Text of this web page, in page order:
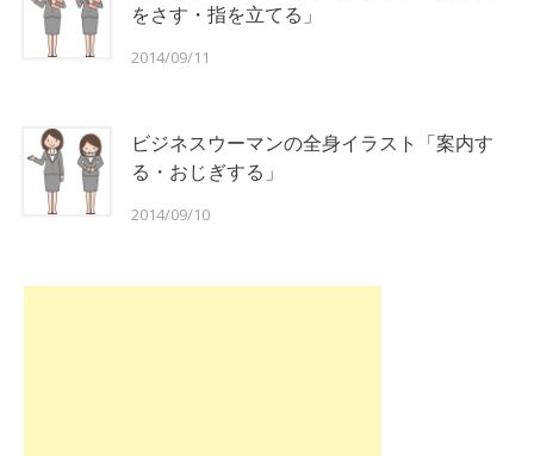
をさす・指を立てる」
2014/09/11
ビジネスウーマンの全身イラスト「案内す
る・おじぎする」
2014/09/10